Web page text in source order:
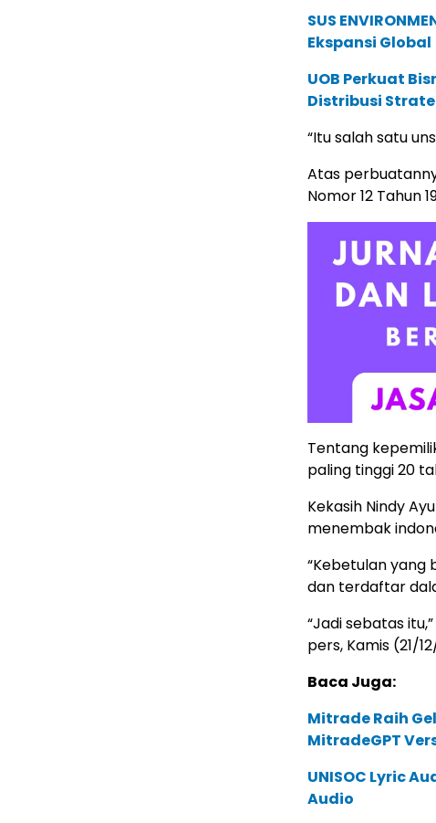
SUS
Ekspansi Global
UOB Perkuat
Distribusi
“Itu salah satu
Atas
Nomor 12 Tahun
Tentang
paling tinggi 20
Kekasih Nindy
menembak
“Kebetulan yang
dan terdaftar
“Jadi sebatas
pers, Kamis (21/
Baca Juga:
Mitrade Raih
MitradeGPT
UNISOC Lyric
Audio